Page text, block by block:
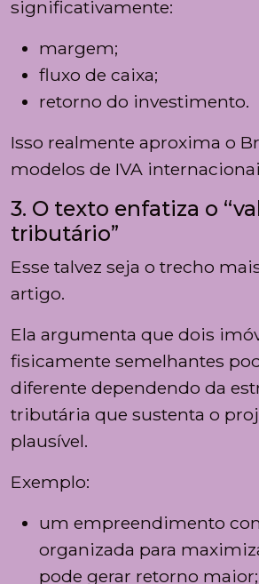
significativamente:
margem;
fluxo de caixa;
retorno do investimento.
Isso realmente aproxima o
modelos de IVA
3. O texto enfatiza o
tributário”
Esse talvez seja o trecho
artigo.
Ela argumenta que dois
fisicamente semelhantes
diferente dependendo da
tributária que sustenta o
plausível.
Exemplo:
um empreendimento
organizada para
pode gerar retorno maior;